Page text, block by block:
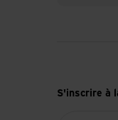
S'inscrire à